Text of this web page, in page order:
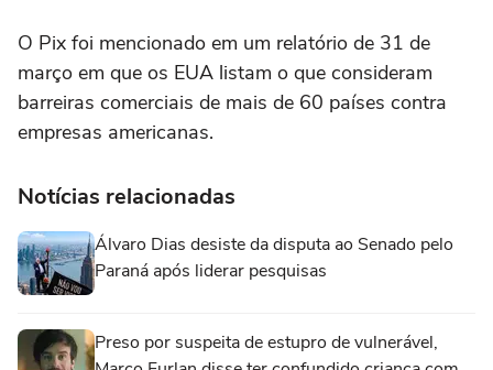
O Pix foi mencionado em um relatório de 31 de
março em que os EUA listam o que consideram
barreiras comerciais de mais de 60 países contra
empresas americanas.
Notícias relacionadas
Álvaro Dias desiste da disputa ao Senado pelo
Paraná após liderar pesquisas
Preso por suspeita de estupro de vulnerável,